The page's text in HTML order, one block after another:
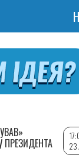
ПРЕЗИДЕНТА